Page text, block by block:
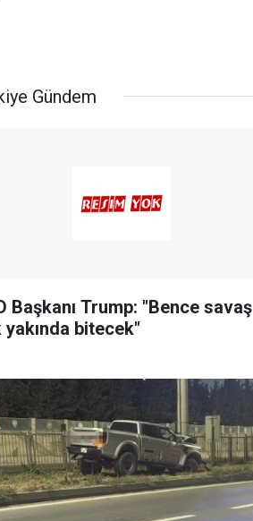
Gündem
Başkanı Trump: "Bence savaş
yakında bitecek"